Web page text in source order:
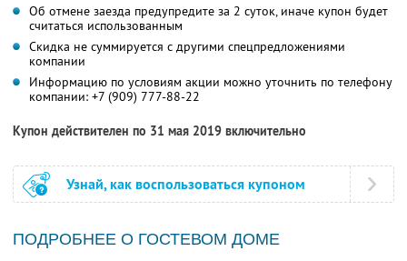
Об отмене заезда предупредите за 2 суток, иначе купон будет
считаться использованным
Скидка не суммируется с другими спецпредложениями
компании
Информацию по условиям акции можно уточнить по телефону
компании: +7 (909) 777-88-22
Купон действителен по 31 мая 2019 включительно
Узнай, как воспользоваться купоном
ПОДРОБНЕЕ О ГОСТЕВОМ ДОМЕ